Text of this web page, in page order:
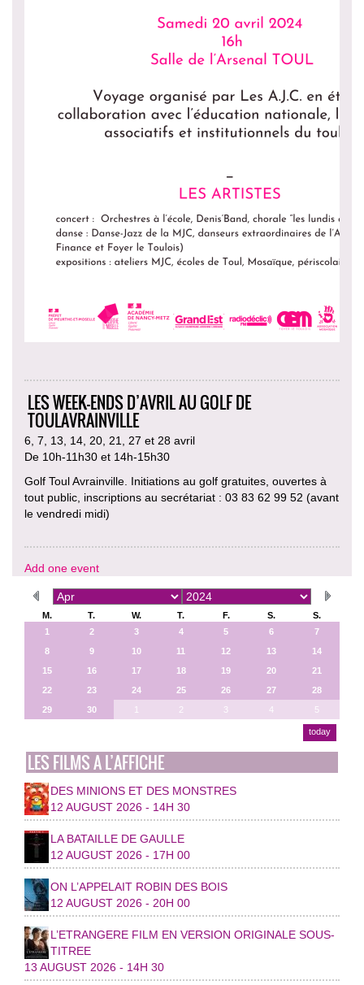
LES WEEK-ENDS D’AVRIL AU GOLF DE
TOULAVRAINVILLE
6, 7, 13, 14, 20, 21, 27 et 28 avril
De 10h-11h30 et 14h-15h30
Golf Toul Avrainville. Initiations au golf gratuites, ouvertes à
tout public, inscriptions au secrétariat : 03 83 62 99 52 (avant
le vendredi midi)
Add one event
M. T. W. T. F. S.
S.
1
2 3 4 5 6
7
8
9 10 11 12 13
14
15
16 17 18 19 20
21
22
23 24 25 26 27
28
29
30 2 3 4 5
today
LES FILMS A L’AFFICHE
DES MINIONS ET DES MONSTRES
12 AUGUST 2026 - 14H 30
LA BATAILLE DE GAULLE
12 AUGUST 2026 - 17H 00
ON L’APPELAIT ROBIN DES BOIS
12 AUGUST 2026 - 20H 00
L’ETRANGERE FILM EN VERSION ORIGINALE SOUS-
TITREE
13 AUGUST 2026 - 14H 30